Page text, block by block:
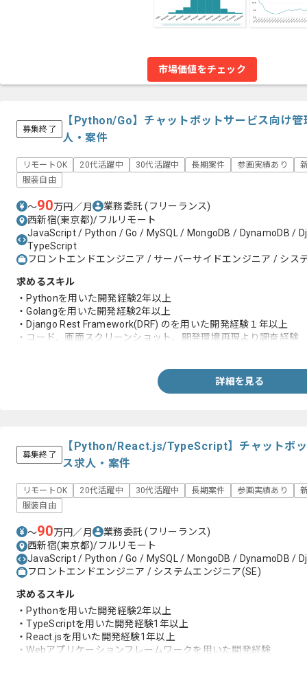
市場価値をチェック
募集終了
【Python/Go】チャットボットサービス向け
人・案件
リモートOK 20代活躍中 30代活躍中 長期案件 参画実績あり
服装自由
〜90万円／月 業務委託(フリーランス)
西新宿(東京都)/フルリモート
JavaScript / Python / Go / MySQL / MongoDB / DynamoDB /
TypeScript
フロントエンドエンジニア / サーバーサイドエンジニア / シス
求めるスキル
・Pythonを用いた開発経験2年以上
・Golangを用いた開発経験2年以上
・Django Rest Framework(DRF) のを用いた開発経験１年以上
・コード、画面スクリーンショット、開発環境再現より調査経験
詳細を見る
募集終了
【Python/React.js/TypeScript】チャットボッ
ス求人・案件
リモートOK 20代活躍中 30代活躍中 長期案件 参画実績あり
服装自由
〜90万円／月 業務委託(フリーランス)
西新宿(東京都)/フルリモート
JavaScript / Python / Go / MySQL / MongoDB / DynamoDB /
フロントエンドエンジニア / システムエンジニア(SE)
求めるスキル
・Pythonを用いた開発経験2年以上
・TypeScriptを用いた開発経験1年以上
・React.jsを用いた開発経験1年以上
・Webアプリケーションフレームワークを用いた開発経験